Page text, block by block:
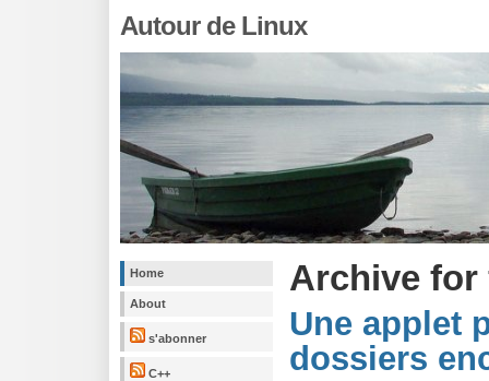
Autour de Linux
Home
About
s'abonner
C++
Archive for
Une applet
dossiers